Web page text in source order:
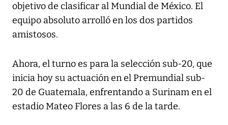
objetivo de clasificar al Mundial de México. El
equipo absoluto arrolló en los dos partidos
amistosos.
Ahora, el turno es para la selección sub-20, que
inicia hoy su actuación en el Premundial sub-
20 de Guatemala, enfrentando a Surinam en el
estadio Mateo Flores a las 6 de la tarde.